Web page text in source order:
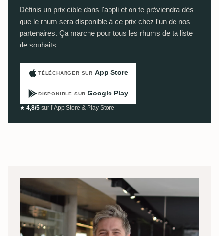
Définis un prix cible dans l'appli et on te préviendra dès
que le rhum sera disponible à ce prix chez l'un de nos
partenaires. Ça marche pour tous les rhums de ta liste
de souhaits.
TÉLÉCHARGER SUR App Store
DISPONIBLE SUR Google Play
★ 4,8/5 sur l’App Store & Play Store